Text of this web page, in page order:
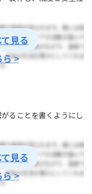
見る
ら >
ることを書くようにし
見る
ら >